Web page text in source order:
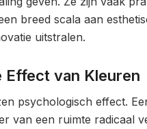
breed scala aan
uitstralen.
Effect van Kleuren
psychologisch effect.
van een ruimte radicaal